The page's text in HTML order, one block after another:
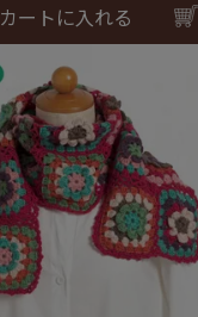
カートに入れる